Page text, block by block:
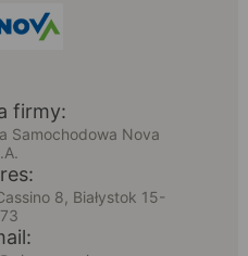
firmy:
Samochodowa Nova
8, Białystok 15-